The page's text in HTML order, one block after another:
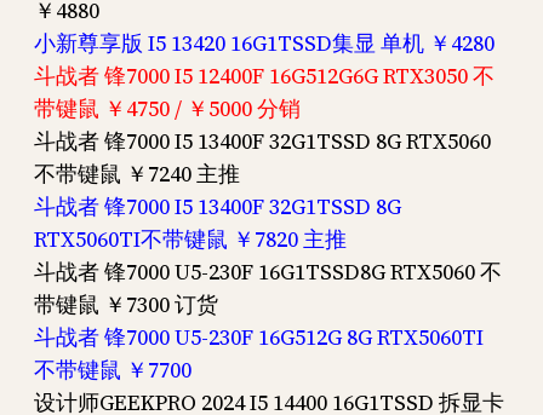
￥4880
小新尊享版 I5 13420 16G1TSSD集显 单机 ￥4280
斗战者 锋7000 I5 12400F 16G512G6G RTX3050 不
带键鼠 ￥4750 / ￥5000 分销
斗战者 锋7000 I5 13400F 32G1TSSD 8G RTX5060
不带键鼠 ￥7240 主推
斗战者 锋7000 I5 13400F 32G1TSSD 8G
RTX5060TI不带键鼠 ￥7820 主推
斗战者 锋7000 U5-230F 16G1TSSD8G RTX5060 不
带键鼠 ￥7300 订货
斗战者 锋7000 U5-230F 16G512G 8G RTX5060TI
不带键鼠 ￥7700
设计师GEEKPRO 2024 I5 14400 16G1TSSD 拆显卡